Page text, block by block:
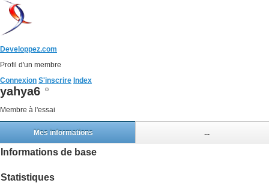
Developpez.com
Profil d'un membre
Connexion S'inscrire Index
yahya6
Membre à l'essai
Mes informations ...
Informations de base
Statistiques